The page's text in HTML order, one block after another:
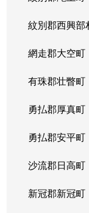
紋別郡西興部
網走郡大空町
有珠郡壮瞥町
勇払郡厚真町
勇払郡安平町
沙流郡日高町
新冠郡新冠町